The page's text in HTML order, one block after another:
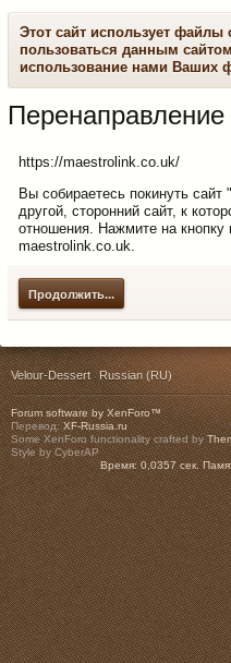
Этот сайт использует
пользоваться данным
использование нами Ваших
https://maestrolink.co.uk/
Вы собираетесь покинуть
другой, сторонний сайт, к
отношения. Нажмите на кнопку
maestrolink.co.uk.
Продолжить...
Velour-Dessert Russian (RU)
Forum software by XenForo™
Перевод:XF-Russia.ru
Some XenForo functionality crafted by
Style by CyberAP
Время: 0,0357 сек.